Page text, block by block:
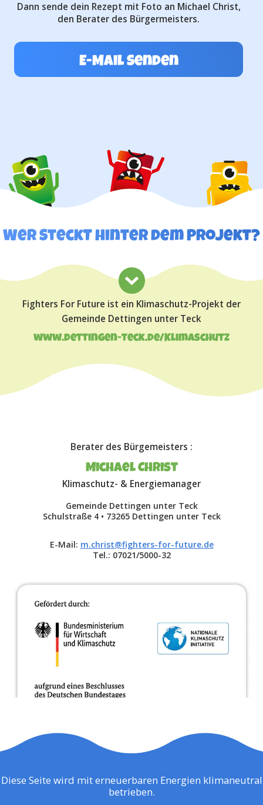
Dann sende dein Rezept mit Foto an Michael Christ,
den Berater des Bürgermeisters.
E-Mail Senden
Wer SteckT hinter dem Projekt?
Fighters For Future ist ein Klimaschutz-Projekt der
Gemeinde Dettingen unter Teck
www.dettingen-teck.de/Klimaschutz
Berater des Bürgemeisters :
Michael Christ
Klimaschutz- & Energiemanager
Gemeinde Dettingen unter Teck
Schulstraße 4 • 73265 Dettingen unter Teck
E-Mail: m.christ@fighters-for-future.de
Tel.: 07021/5000-32
Diese Seite wird mit erneuerbaren Energien klimaneutral
betrieben.